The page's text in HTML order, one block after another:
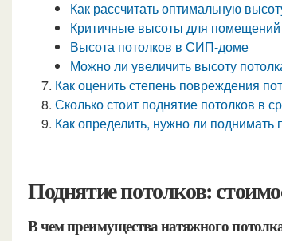
Как рассчитать оптимальную
Критичные высоты для помещений
Высота потолков в СИП-доме
Можно ли увеличить высоту
Как оценить степень повреждения
Сколько стоит поднятие потолков в
Как определить, нужно ли поднимать
Поднятие потолков:
В чем преимущества натяжного